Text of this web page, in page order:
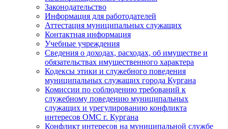
Законодательство
Информация для работодателей
Аттестация муниципальных служащих
Контактная информация
Учебные учреждения
Сведения о доходах, расходах, об имуществе и
обязательствах имущественного характера
Кодексы этики и служебного поведения
муниципальных служащих города Кургана
Комиссии по соблюдению требований к
служебному поведению муниципальных
служащих и урегулированию конфликта
интересов ОМС г. Кургана
Конфликт интересов на муниципальной службе